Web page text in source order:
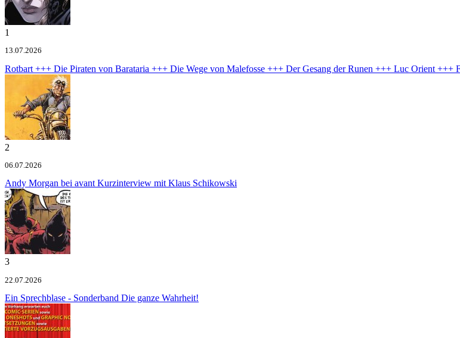
1
13.07.2026
Rotbart +++ Die Piraten von Barataria +++ Die Wege von Malefosse +++ Der Gesang der Runen +++ Luc Orient +++
2
06.07.2026
Andy Morgan bei avant Kurzinterview mit Klaus Schikowski
3
22.07.2026
Ein Sprechblase - Sonderband Die ganze Wahrheit!